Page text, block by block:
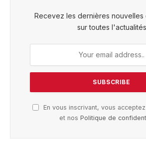
Recevez les dernières nouvelles
sur toutes l'actualités
En vous inscrivant, vous
et nos Politique de